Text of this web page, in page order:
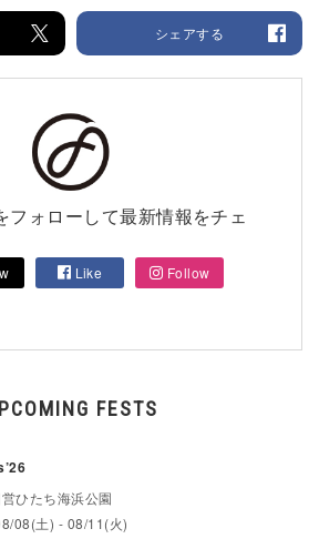
シェアする
ォローして最新情報をチェ
Like Follow
FESTS
ひたち海浜公園
08(土) - 08/11(火)